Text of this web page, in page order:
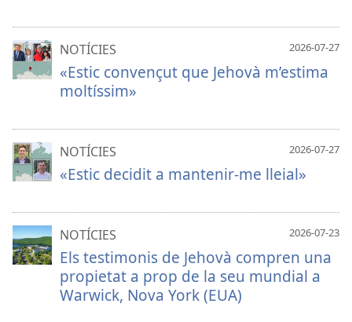
2026-07-27
NOTÍCIES
«Estic convençut que Jehovà m’estima
moltíssim»
2026-07-27
NOTÍCIES
«Estic decidit a mantenir-me lleial»
2026-07-23
NOTÍCIES
Els testimonis de Jehovà compren una
propietat a prop de la seu mundial a
Warwick, Nova York (EUA)